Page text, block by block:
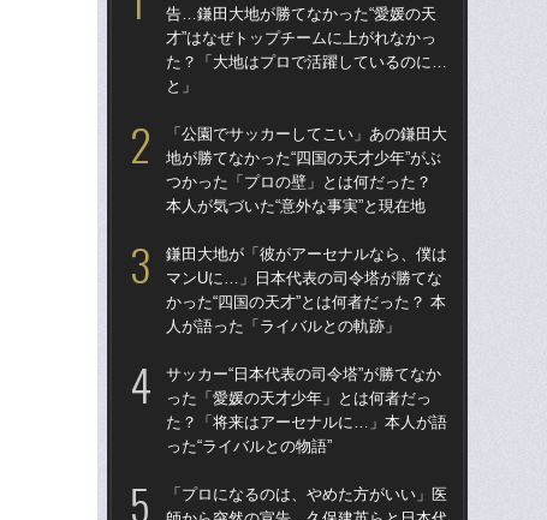
告…鎌田大地が勝てなかった“愛媛の天
才”はなぜトップチームに上がれなかっ
た？「大地はプロで活躍しているのに…
と」
「公園でサッカーしてこい」あの鎌田大
地が勝てなかった“四国の天才少年”がぶ
つかった「プロの壁」とは何だった？
本人が気づいた“意外な事実”と現在地
鎌田大地が「彼がアーセナルなら、僕は
マンUに…」日本代表の司令塔が勝てな
かった“四国の天才”とは何者だった？ 本
人が語った「ライバルとの軌跡」
サッカー“日本代表の司令塔”が勝てなか
った「愛媛の天才少年」とは何者だっ
た？「将来はアーセナルに…」本人が語
った“ライバルとの物語”
「プロになるのは、やめた方がいい」医